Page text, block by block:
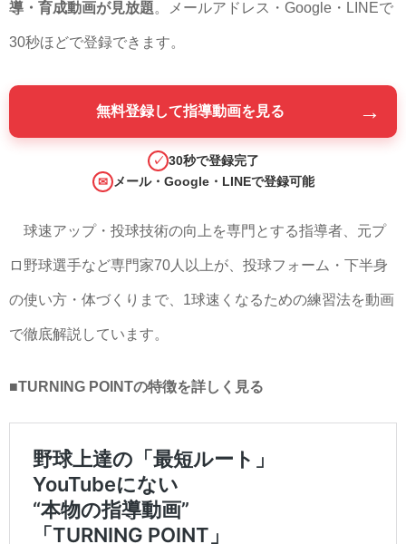
導・育成動画が見放題。メールアドレス・Google・LINEで
30秒ほどで登録できます。
無料登録して指導動画を見る →
✓ 30秒で登録完了
✉ メール・Google・LINEで登録可能
球速アップ・投球技術の向上を専門とする指導者、元プ
ロ野球選手など専門家70人以上が、投球フォーム・下半身
の使い方・体づくりまで、1球速くなるための練習法を動画
で徹底解説しています。
■TURNING POINTの特徴を詳しく見る